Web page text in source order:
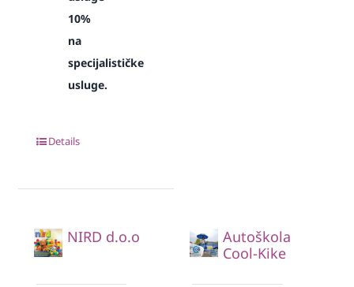
10%
na
specijalističke
usluge.
Details
NIRD d.o.o
Autoškola
Cool-Kike